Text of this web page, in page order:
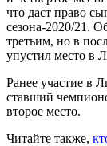
что даст право
сезона-2020/21.
третьим, но в
упустил место в
Ранее участие в
ставший
второе место.
Читайте также,